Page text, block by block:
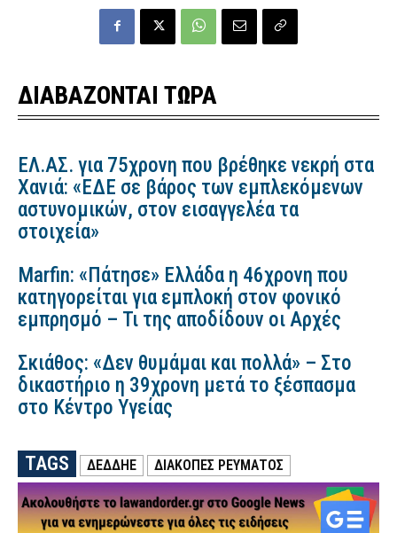
ΔΙΑΒΑΖΟΝΤΑΙ ΤΩΡΑ
ΕΛ.ΑΣ. για 75χρονη που βρέθηκε νεκρή στα
Χανιά: «ΕΔΕ σε βάρος των εμπλεκόμενων
αστυνομικών, στον εισαγγελέα τα
στοιχεία»
Marfin: «Πάτησε» Ελλάδα η 46χρονη που
κατηγορείται για εμπλοκή στον φονικό
εμπρησμό – Τι της αποδίδουν οι Αρχές
Σκιάθος: «Δεν θυμάμαι και πολλά» – Στο
δικαστήριο η 39χρονη μετά το ξέσπασμα
στο Κέντρο Υγείας
TAGS ΔΕΔΔΗΕ ΔΙΑΚΟΠΕΣ ΡΕΥΜΑΤΟΣ